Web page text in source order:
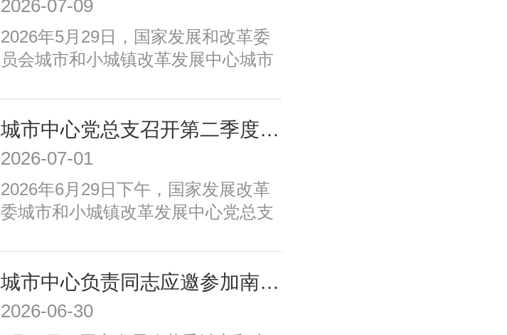
善的文明城市、便捷高效的智慧城市
等重点任务，优化以构建新体系、培
育新动能、服务全年龄、保障全要素
为重点的政策体系，走出一条具有中
国特色的现代化城市道路。
2026-07-09
​2026年5月29日，国家发展和改革委
员会城市和小城镇改革发展中心城市
国人才大数据平台在基础教育学生学
习力评价领域的落地应用工作。
城市中心党总支召开第二季度全体党员大会
2026-07-01
2026年6月29日下午，国家发展改革
委城市和小城镇改革发展中心党总支
议由中心党总支书记、主任高国力主
持，中心党总支委员、各支部委员、
全体党员和积极分子参加。
城市中心负责同志应邀参加南京都市圈首次年中活动并在主场活动致辞
2026-06-30